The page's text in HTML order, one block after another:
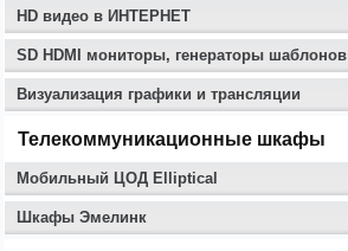
HD видео в ИНТЕРНЕТ
SD HDMI мониторы, генераторы шаблонов
Визуализация графики и трансляции
Телекоммуникационные шкафы
Мобильный ЦОД Elliptical
Шкафы Эмелинк